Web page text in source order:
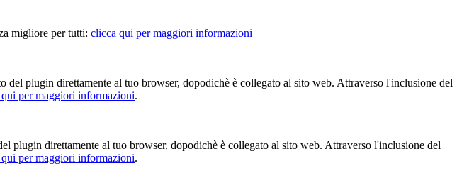
migliore per tutti: clicca qui per maggiori informazioni
plugin direttamente al tuo browser, dopodichè è collegato al sito web. Attraverso l'inclusione del
per maggiori informazioni.
direttamente al tuo browser, dopodichè è collegato al sito web. Attraverso l'inclusione del
per maggiori informazioni.